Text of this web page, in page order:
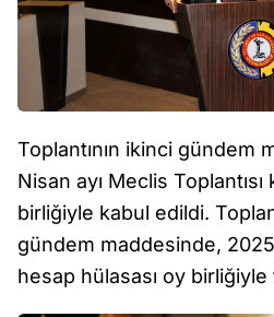
Toplantının ikinci gündem
Nisan ayı Meclis
birliğiyle kabul edildi.
gündem maddesinde, 2025
hesap hülasası oy